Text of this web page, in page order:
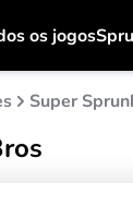
os jogos
Super